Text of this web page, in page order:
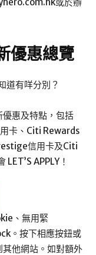
優惠總覽
道有咩分別？
惠及特點，包括
卡、Citi Rewards
信用卡及Citi
APPLY！
、無用緊
。按下相應按鈕或
他網站。如對額外